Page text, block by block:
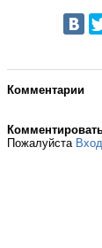
Комментарии
Пожалуйста Вход